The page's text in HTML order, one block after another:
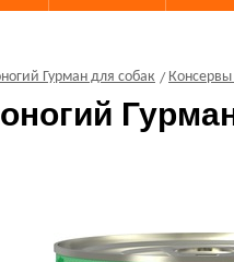
Гурман для собак Консервы